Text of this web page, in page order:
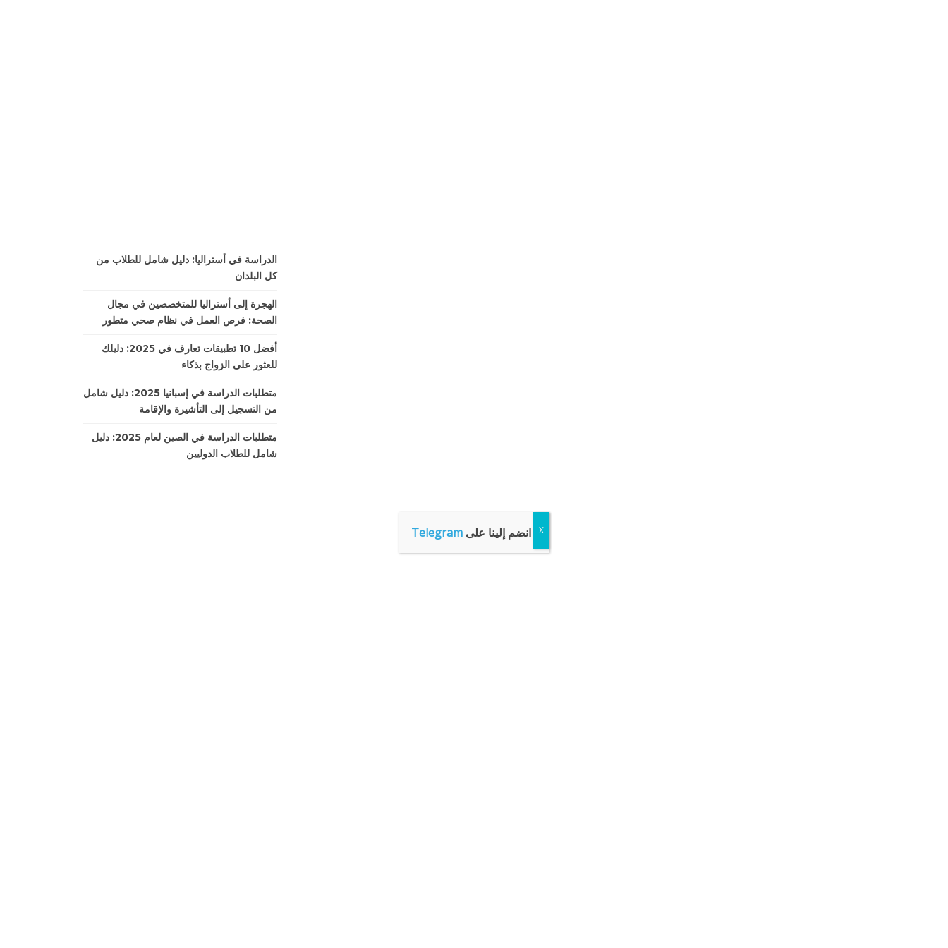
الدراسة في أستراليا: دليل شامل للطلاب من
كل البلدان
الهجرة إلى أستراليا للمتخصصين في مجال
الصحة: فرص العمل في نظام صحي متطور
أفضل 10 تطبيقات تعارف في 2025: دليلك
للعثور على الزواج بذكاء
متطلبات الدراسة في إسبانيا 2025: دليل شامل
من التسجيل إلى التأشيرة والإقامة
متطلبات الدراسة في الصين لعام 2025: دليل
شامل للطلاب الدوليين
انضم إلينا على Telegram